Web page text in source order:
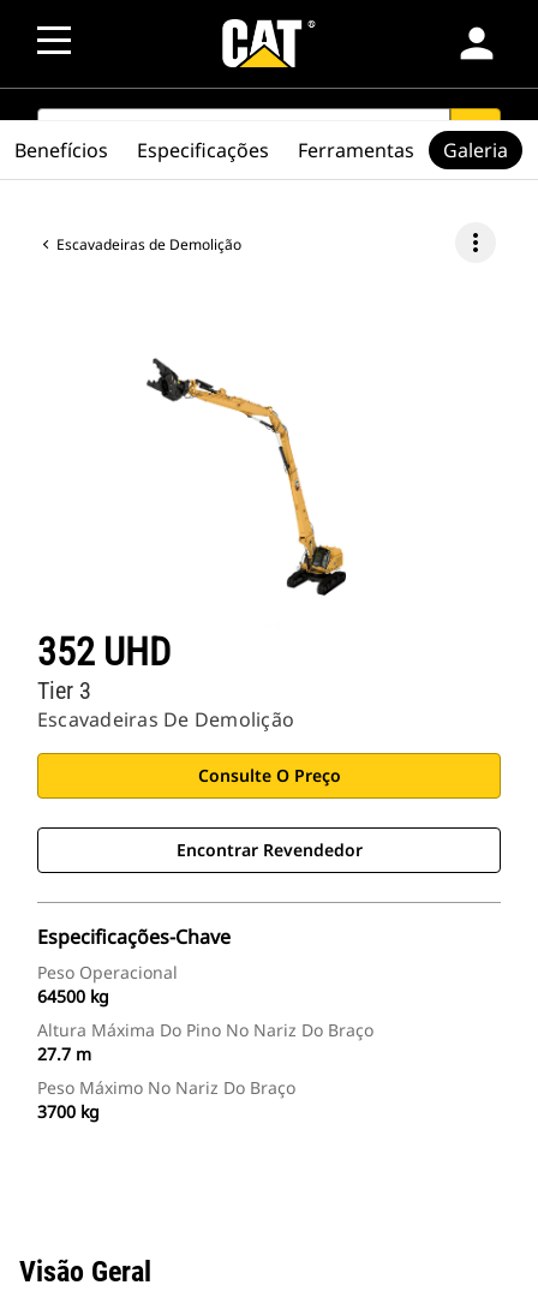
person
SEARCH search
Escavadeiras de Demolição more_vert
352 UHD
Escavadeiras De Demolição
Tier 3
Consulte O Preço
Encontrar Revendedor
Especificações-Chave
Peso Operacional
64500 kg
Altura Máxima Do Pino No Nariz Do Braço
27.7 m
Peso Máximo No Nariz Do Braço
3700 kg
Benefícios Especificações Ferramentas Galeria
Visão Geral